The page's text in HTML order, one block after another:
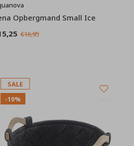
Opbergmand Small Ice
€16,95
SALE
-10%